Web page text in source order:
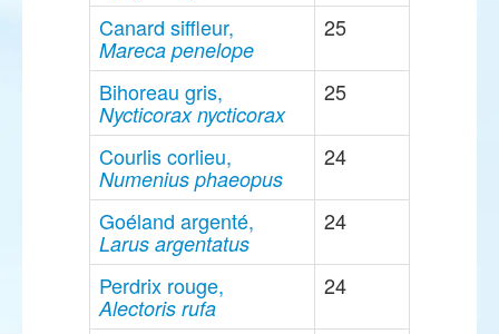
Canard siffleur,
Mareca penelope
25
Bihoreau gris,
Nycticorax nycticorax
25
Courlis corlieu,
Numenius phaeopus
24
Goéland argenté,
Larus argentatus
24
Perdrix rouge,
Alectoris rufa
24